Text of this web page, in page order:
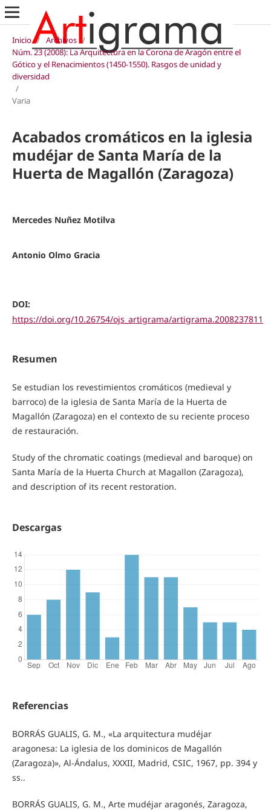
Inicio / Archivos /
Núm. 23 (2008): La Arquitectura en la Corona de Aragón entre el
Gótico y el Renacimientos (1450-1550). Rasgos de unidad y
diversidad
/
Varia
Acabados cromáticos en la iglesia
mudéjar de Santa María de la
Huerta de Magallón (Zaragoza)
Mercedes Nuñez Motilva
Antonio Olmo Gracia
DOI:
https://doi.org/10.26754/ojs_artigrama/artigrama.2008237811
Resumen
Se estudian los revestimientos cromáticos (medieval y
barroco) de la iglesia de Santa María de la Huerta de
Magallón (Zaragoza) en el contexto de su reciente proceso
de restauración.
Study of the chromatic coatings (medieval and baroque) on
Santa María de la Huerta Church at Magallon (Zaragoza),
and description of its recent restoration.
Descargas
Referencias
BORRÁS GUALIS, G. M., «La arquitectura mudéjar
aragonesa: La iglesia de los dominicos de Magallón
(Zaragoza)», Al-Ándalus, XXXII, Madrid, CSIC, 1967, pp. 394 y
ss..
BORRÁS GUALIS, G. M., Arte mudéjar aragonés, Zaragoza,